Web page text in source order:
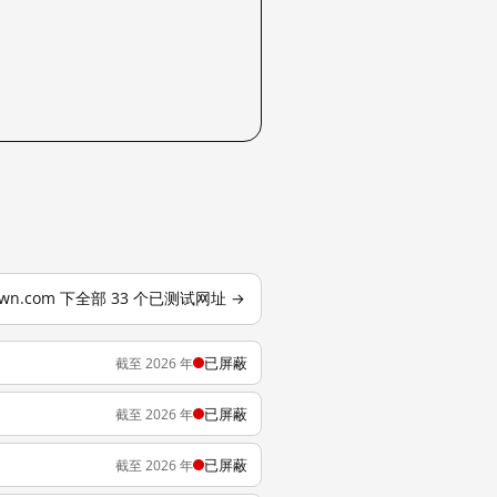
下全部 33 个已测试网址 →
截至 2026 年 已屏蔽
截至 2026 年 已屏蔽
截至 2026 年 已屏蔽